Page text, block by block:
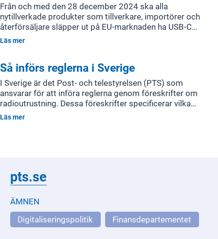
Från och med den 28 december 2024 ska alla
nytillverkade produkter som tillverkare, importörer och
återförsäljare släpper ut på EU-marknaden ha USB-C
uttag. Konsumenter ska erbjudas att köpa produkter
uppfyller CE-märkning enligt EU:s regler.
Läs mer
Så införs reglerna i Sverige
I Sverige är det Post- och telestyrelsen (PTS) som
ansvarar för att införa reglerna genom föreskrifter om
radioutrustning. Dessa föreskrifter specificerar vilka
tekniska krav som gäller för att få sätta produkter med
Läs mer
pts.se
ÄMNEN
Digitaliseringspolitik
Finansdepartementet